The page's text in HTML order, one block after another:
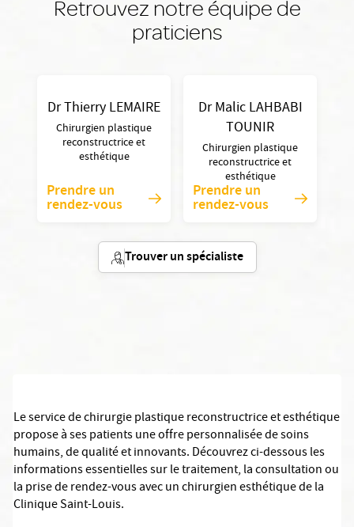
Retrouvez notre équipe de
praticiens
Dr Thierry LEMAIRE
Chirurgien plastique
reconstructrice et
esthétique
Prendre un
rendez-vous
Dr Malic LAHBABI
TOUNIR
Chirurgien plastique
reconstructrice et
esthétique
Prendre un
rendez-vous
Trouver un spécialiste
Le service de chirurgie plastique reconstructrice et esthétique
propose à ses patients une offre personnalisée de soins
humains, de qualité et innovants. Découvrez ci-dessous les
informations essentielles sur le traitement, la consultation ou
la prise de rendez-vous avec un chirurgien esthétique de la
Clinique Saint-Louis.